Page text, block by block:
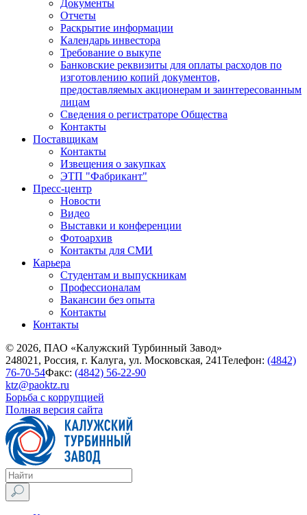
Документы
Отчеты
Раскрытие информации
Календарь инвестора
Требование о выкупе
Банковские реквизиты для оплаты расходов по
изготовлению копий документов,
предоставляемых акционерам и заинтересованным
лицам
Сведения о регистраторе Общества
Контакты
Поставщикам
Контакты
Извещения о закупках
ЭТП "Фабрикант"
Пресс-центр
Новости
Видео
Выставки и конференции
Фотоархив
Контакты для СМИ
Карьера
Студентам и выпускникам
Профессионалам
Вакансии без опыта
Контакты
Контакты
© 2026, ПАО «Калужский Турбинный Завод»
248021, Россия, г. Калуга, ул. Московская, 241Телефон: (4842)
76-70-54Факс: (4842) 56-22-90
ktz@paoktz.ru
Борьба с коррупцией
Полная версия сайта